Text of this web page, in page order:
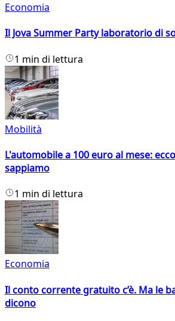
Economia
Il Jova Summer Party laboratorio di
1 min di lettura
Mobilità
L'automobile a 100 euro al mese:
sappiamo
1 min di lettura
Economia
Il conto corrente gratuito c’è. Ma le
dicono